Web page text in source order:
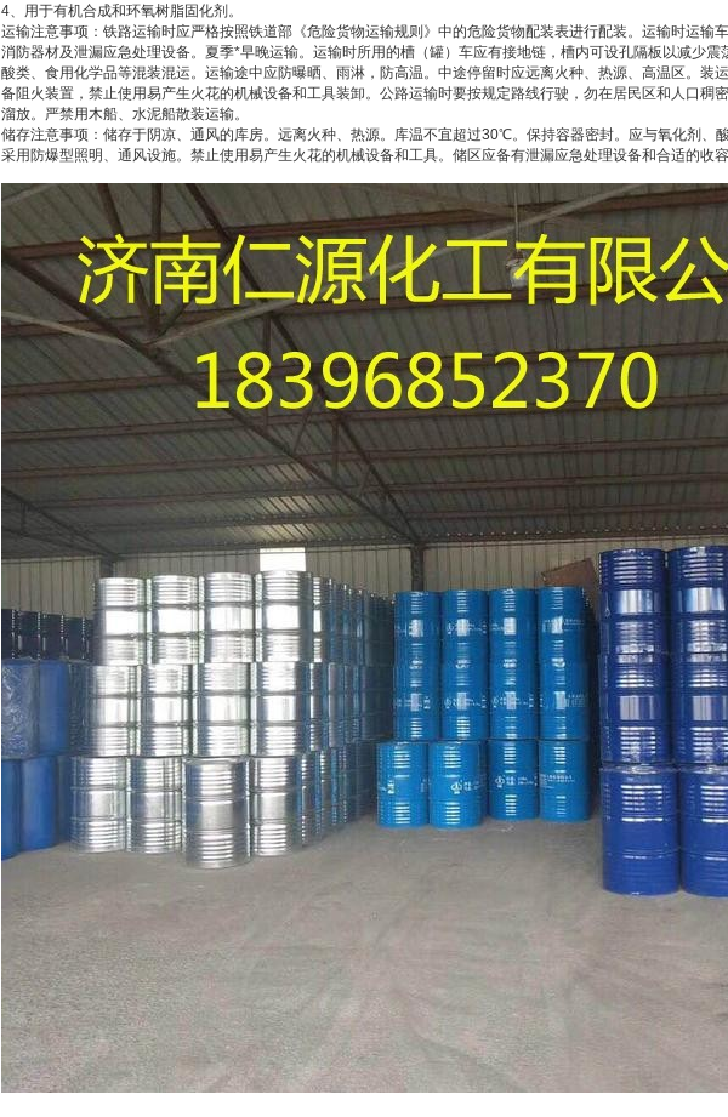
4、用于有机合成和环氧树脂固化剂。
运输注意事项：铁路运输时应严格按照铁道部《危险货物运输规则》中的危险货物配装表进行配装。运输时运输
消防器材及泄漏应急处理设备。夏季*早晚运输。运输时所用的槽（罐）车应有接地链，槽内可设孔隔板以减少震
酸类、食用化学品等混装混运。运输途中应防曝晒、雨淋，防高温。中途停留时应远离火种、热源、高温区。装
备阻火装置，禁止使用易产生火花的机械设备和工具装卸。公路运输时要按规定路线行驶，勿在居民区和人口稠
溜放。严禁用木船、水泥船散装运输。
储存注意事项：储存于阴凉、通风的库房。远离火种、热源。库温不宜超过30℃。保持容器密封。应与氧化剂、
采用防爆型照明、通风设施。禁止使用易产生火花的机械设备和工具。储区应备有泄漏应急处理设备和合适的收容